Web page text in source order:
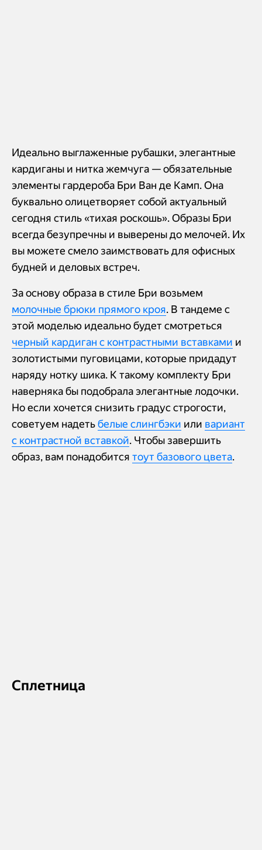
Идеально выглаженные рубашки, элегантные
кардиганы и нитка жемчуга — обязательные
элементы гардероба Бри Ван де Камп. Она
буквально олицетворяет собой актуальный
сегодня стиль «тихая роскошь». Образы Бри
всегда безупречны и выверены до мелочей. Их
вы можете смело заимствовать для офисных
будней и деловых встреч.
За основу образа в стиле Бри возьмем
молочные брюки прямого кроя. В тандеме с
этой моделью идеально будет смотреться
черный кардиган с контрастными вставками и
золотистыми пуговицами, которые придадут
наряду нотку шика. К такому комплекту Бри
наверняка бы подобрала элегантные лодочки.
Но если хочется снизить градус строгости,
советуем надетьбелые слингбэки или вариант
с контрастной вставкой. Чтобы завершить
образ, вам понадобится тоут базового цвета.
Сплетница